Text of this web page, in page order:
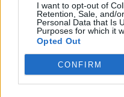
I want to opt-out of
Retention, Sale, and/
Personal Data that Is
Purposes for which it
Opted Out
CONFIRM
11. Μακρή Ζωή (Ζέττα)
12. Μάνη –
13. Μηταράκης
14. Μπακογιάννη
15. Νικολακόπουλος